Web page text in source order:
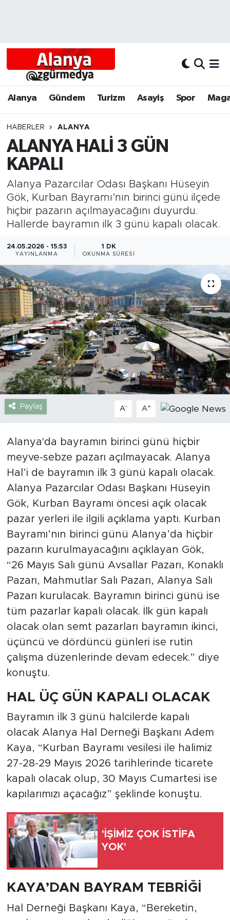
Alanya Gündem Turizm Asayiş Spor
HABERLER ALANYA
ALANYA HALİ 3 GÜN
KAPALI
Alanya Pazarcılar Odası Başkanı Hüseyin
Gök, Kurban Bayramı’nın birinci günü ilçede
hiçbir pazarın açılmayacağını duyurdu.
Hallerde bayramın ilk 3 günü kapalı olacak.
24.05.2026 - 15:53
YAYINLANMA
1 DK
OKUNMA SÜRESI
Paylaş A- A+
Alanya'da bayramın birinci günü hiçbir
meyve-sebze pazarı açılmayacak. Alanya
Hal’i de bayramın ilk 3 günü kapalı olacak.
Alanya Pazarcılar Odası Başkanı Hüseyin
Gök, Kurban Bayramı öncesi açık olacak
pazar yerleri ile ilgili açıklama yaptı. Kurban
Bayramı’nın birinci günü Alanya’da hiçbir
pazarın kurulmayacağını açıklayan Gök,
“26 Mayıs Salı günü Avsallar Pazarı, Konaklı
Pazarı, Mahmutlar Salı Pazarı, Alanya Salı
Pazarı kurulacak. Bayramın birinci günü ise
tüm pazarlar kapalı olacak. İlk gün kapalı
olacak olan semt pazarları bayramın ikinci,
üçüncü ve dördüncü günleri ise rutin
çalışma düzenlerinde devam edecek.” diye
konuştu.
HAL ÜÇ GÜN KAPALI OLACAK
Bayramın ilk 3 günü halcilerde kapalı
olacak Alanya Hal Derneği Başkanı Adem
Kaya, “Kurban Bayramı vesilesi ile halimiz
27-28-29 Mayıs 2026 tarihlerinde ticarete
kapalı olacak olup, 30 Mayıs Cumartesi ise
kapılarımızı açacağız” şeklinde konuştu.
'İŞİMİZ ÇOK İSTİFA
YOK'
KAYA’DAN BAYRAM TEBRİĞİ
Hal Derneği Başkanı Kaya, “Bereketin,
Alanyum
Bölgesel
Dünya
Eğitim
Ekonomi
Gazipaşa
Güncel
Gündem
İnşaat-Emlak
Kültür-Sanat
Sağlık
Siyaset
Turizm
Türkiye
Yaşam
Yerel
Alanya Hava Durumu
Tüm Manşetler
Son Dakika Haberleri
Haber Arşivi